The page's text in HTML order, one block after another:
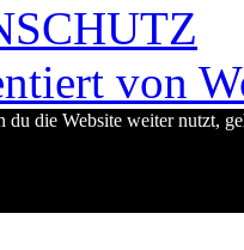
von
du die Website weiter nutzt,